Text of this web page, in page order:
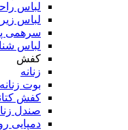
لباس
لباس
سرهمی
لباس
کفش
زنانه
بوت زنانه
کفش
صندل
دمپایی